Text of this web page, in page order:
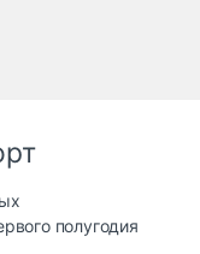
полугодия